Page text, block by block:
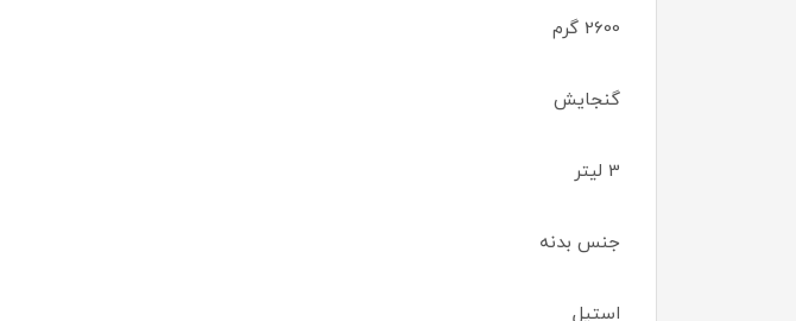
2600 گرم
گنجایش
3 لیتر
جنس بدنه
استیل